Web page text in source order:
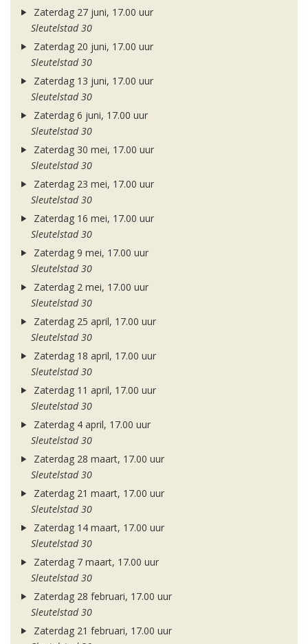
Zaterdag 27 juni, 17.00 uur
Sleutelstad 30
Zaterdag 20 juni, 17.00 uur
Sleutelstad 30
Zaterdag 13 juni, 17.00 uur
Sleutelstad 30
Zaterdag 6 juni, 17.00 uur
Sleutelstad 30
Zaterdag 30 mei, 17.00 uur
Sleutelstad 30
Zaterdag 23 mei, 17.00 uur
Sleutelstad 30
Zaterdag 16 mei, 17.00 uur
Sleutelstad 30
Zaterdag 9 mei, 17.00 uur
Sleutelstad 30
Zaterdag 2 mei, 17.00 uur
Sleutelstad 30
Zaterdag 25 april, 17.00 uur
Sleutelstad 30
Zaterdag 18 april, 17.00 uur
Sleutelstad 30
Zaterdag 11 april, 17.00 uur
Sleutelstad 30
Zaterdag 4 april, 17.00 uur
Sleutelstad 30
Zaterdag 28 maart, 17.00 uur
Sleutelstad 30
Zaterdag 21 maart, 17.00 uur
Sleutelstad 30
Zaterdag 14 maart, 17.00 uur
Sleutelstad 30
Zaterdag 7 maart, 17.00 uur
Sleutelstad 30
Zaterdag 28 februari, 17.00 uur
Sleutelstad 30
Zaterdag 21 februari, 17.00 uur